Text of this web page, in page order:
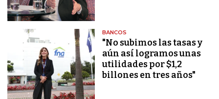
BANCOS
"No subimos las tasas y
aún así logramos unas
utilidades por $1,2
billones en tres años"